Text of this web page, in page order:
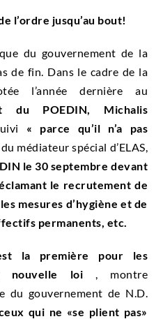
l’ordre jusqu’au bout!
du gouvernement de la
de fin. Dans le cadre de la
l’année dernière au
du POEDIN, Michalis
« parce qu’il n’a pas
du médiateur spécial d’ELAS,
le 30 septembre devant
le recrutement de
mesures d’hygiène et de
permanents, etc.
la première pour les
nouvelle loi , montre
du gouvernement de N.D.
qui ne «se plient pas»